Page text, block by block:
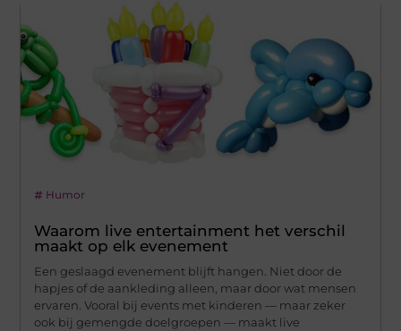
Humor
Waarom live entertainment het verschil
maakt op elk evenement
Een geslaagd evenement blijft hangen. Niet door de
hapjes of de aankleding alleen, maar door wat mensen
ervaren. Vooral bij events met kinderen — maar zeker
ook bij gemengde doelgroepen — maakt live